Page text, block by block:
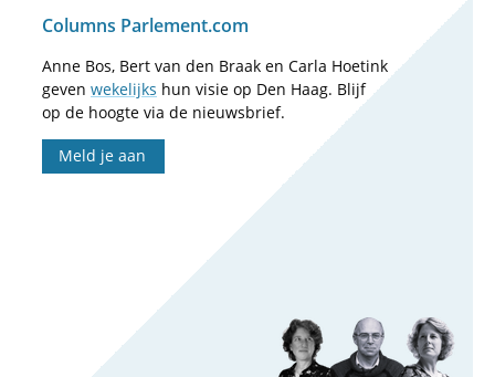
Columns Parlement.com
Anne Bos, Bert van den Braak en Carla Hoetink
geven wekelijks hun visie op Den Haag. Blijf
op de hoogte via de nieuwsbrief.
Meld je aan